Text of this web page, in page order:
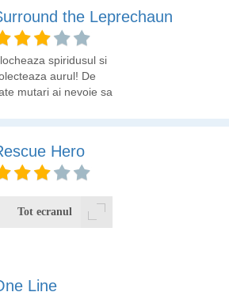
the Leprechaun
spiridusul si
aurul! De
mutari ai nevoie sa
Hero
Gaseste o solutie logica
pentru a ajunge la
comori, dar ai grija de
Line
Tot ecranul